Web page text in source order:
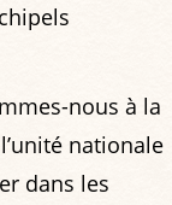
nous à la
nationale
dans les